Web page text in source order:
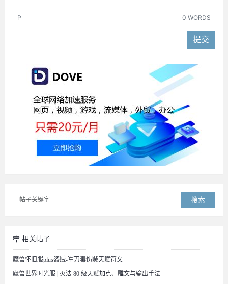
P 0 WORDS
提交
搜索
相关帖子
魔兽怀旧服plus盗贼-军刀毒伤贼天赋符文
魔兽世界时光服 | 火法 80 级天赋加点、雕文与输出手法